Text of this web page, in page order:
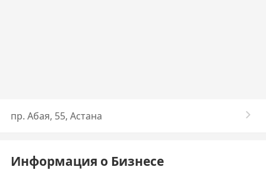
пр. Абая, 55, Астана
Информация о Бизнесе